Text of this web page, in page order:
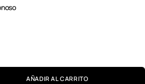
AÑADIR AL CARRITO